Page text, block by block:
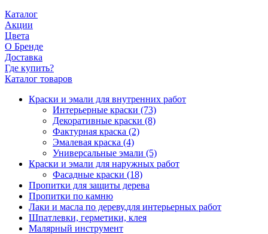
Каталог
Акции
Цвета
О Бренде
Доставка
Где купить?
Каталог товаров
Краски и эмали для внутренних работ
Интерьерные краски (73)
Декоративные краски (8)
Фактурная краска (2)
Эмалевая краска (4)
Универсальные эмали (5)
Краски и эмали для наружных работ
Фасадные краски (18)
Пропитки для защиты дерева
Пропитки по камню
Лаки и масла по дереву,для интерьерных работ
Шпатлевки, герметики, клея
Малярный инструмент